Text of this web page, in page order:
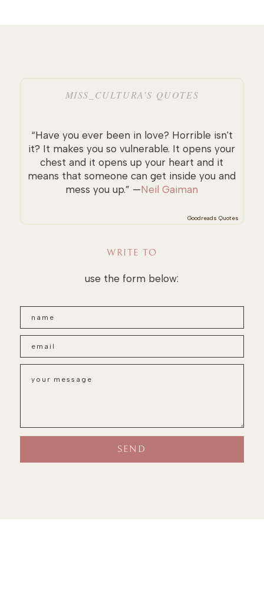
MISS_CULTURA’S QUOTES
“Have you ever been in love? Horrible isn't
it? It makes you so vulnerable. It opens your
chest and it opens up your heart and it
means that someone can get inside you and
mess you up.” —Neil Gaiman
Goodreads Quotes
WRITE TO
use the form below: